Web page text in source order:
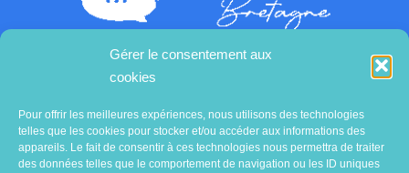
Gérer le consentement aux
cookies
Pour offrir les meilleures expériences, nous utilisons des technologies
telles que les cookies pour stocker et/ou accéder aux informations des
appareils. Le fait de consentir à ces technologies nous permettra de traiter
des données telles que le comportement de navigation ou les ID uniques
Contactez-nous